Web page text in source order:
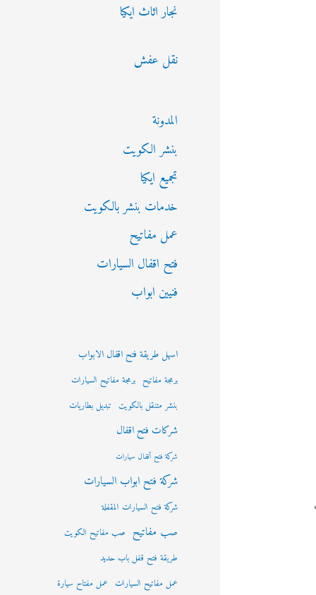
نجار اثاث ايكيا
نقل عفش
المدونة
بنشر الكويت
تجميع ايكيا
خدمات بنشر بالكويت
عمل مفاتيح
فتح اقفال السيارات
فنيين ابواب
اسهل طريقة فتح اقفال الابواب
برمجة مفاتيح برمجة مفاتيح السيارات
بنشر متنقل بالكويت تبديل بطاريات
شركات فتح اقفال
شركة فتح أقفال سيارات
شركة فتح ابواب السيارات
شركة فتح السيارات المقفلة
صب مفاتيح صب مفاتيح الكويت
طريقة فتح قفل باب حديد
عمل مفاتيح السيارات عمل مفتاح سيارة